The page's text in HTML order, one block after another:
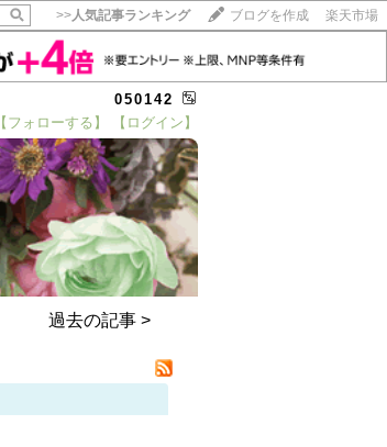
>>人気記事ランキング ブログを作成 楽天市場
050142
【フォローする】 【ログイン】
15記事にいいね！で1ポイント
10秒滞在
いいね!
過去の記事 >